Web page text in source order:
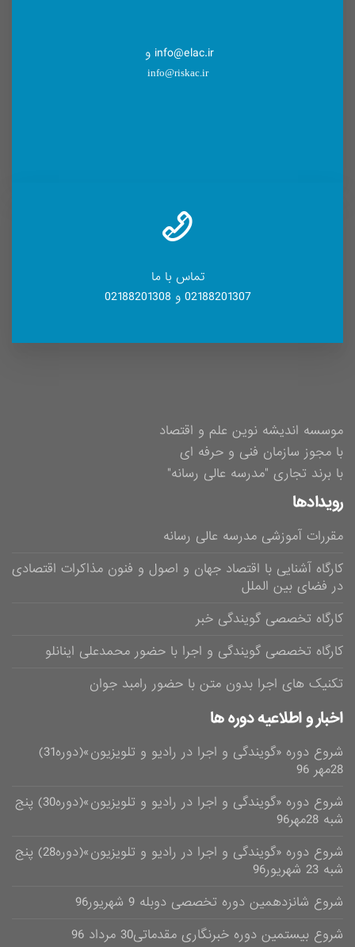
info@elac.ir و
info@riskac.ir
تماس با ما
02188201307 و 02188201308
موسسه اندیشه نوین علم و اقتصاد
با مجوز سازمان فنی و حرفه ای
با برند تجاری "مدرسه عالی رسانه"
رویدادها
مقررات آموزشی مدرسه عالی رسانه
کارگاه آشنایی با اقتصاد جهان و اصول و فنون مذاکرات اقتصادی
در فضای بین الملل
کارگاه تخصصی گویندگی خبر
کارگاه تخصصی گویندگی و اجرا با حضور محمدعلی اینانلو
تکنیک های اجرا بدون متن با حضور رامبد جوان
اخبار و اطلاعیه دوره ها
شروع دوره «گویندگی و اجرا در رادیو و تلویزیون»(دوره31)
28مهر 96
شروع دوره «گویندگی و اجرا در رادیو و تلویزیون»(دوره30) پنج
شبه 28مهر96
شروع دوره «گویندگی و اجرا در رادیو و تلویزیون»(دوره28) پنج
شبه 23 شهریور96
شروع شانزدهمین دوره تخصصی دوبله 9 شهریور96
شروع بیستمین دوره خبرنگاری مقدماتی30 مرداد 96